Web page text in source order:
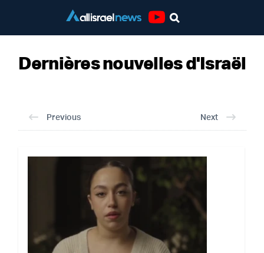
Dernières nouvelles d'Israël
Dernières nouvelles d'Israël
Previous Next